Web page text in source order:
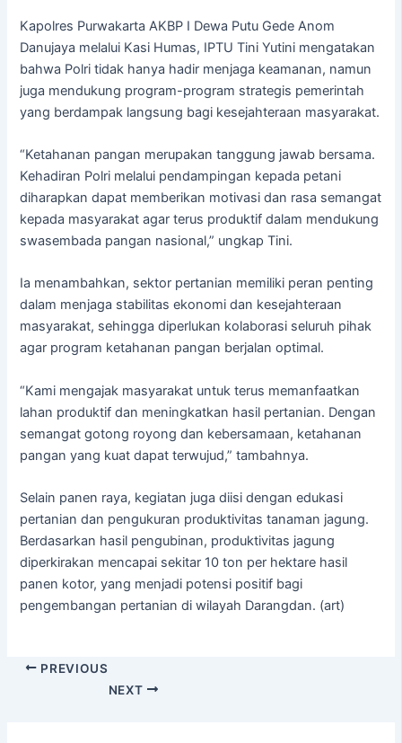
Kapolres Purwakarta AKBP I Dewa Putu Gede Anom
Danujaya melalui Kasi Humas, IPTU Tini Yutini mengatakan
bahwa Polri tidak hanya hadir menjaga keamanan, namun
juga mendukung program-program strategis pemerintah
yang berdampak langsung bagi kesejahteraan masyarakat.
“Ketahanan pangan merupakan tanggung jawab bersama.
Kehadiran Polri melalui pendampingan kepada petani
diharapkan dapat memberikan motivasi dan rasa semangat
kepada masyarakat agar terus produktif dalam mendukung
swasembada pangan nasional,” ungkap Tini.
Ia menambahkan, sektor pertanian memiliki peran penting
dalam menjaga stabilitas ekonomi dan kesejahteraan
masyarakat, sehingga diperlukan kolaborasi seluruh pihak
agar program ketahanan pangan berjalan optimal.
“Kami mengajak masyarakat untuk terus memanfaatkan
lahan produktif dan meningkatkan hasil pertanian. Dengan
semangat gotong royong dan kebersamaan, ketahanan
pangan yang kuat dapat terwujud,” tambahnya.
Selain panen raya, kegiatan juga diisi dengan edukasi
pertanian dan pengukuran produktivitas tanaman jagung.
Berdasarkan hasil pengubinan, produktivitas jagung
diperkirakan mencapai sekitar 10 ton per hektare hasil
panen kotor, yang menjadi potensi positif bagi
pengembangan pertanian di wilayah Darangdan. (art)
PREVIOUS
NEXT